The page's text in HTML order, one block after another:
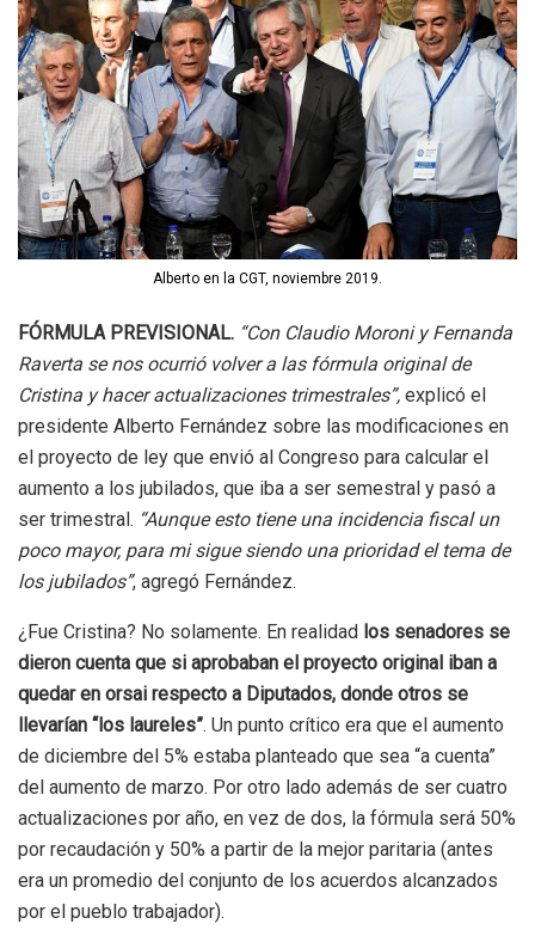
Alberto en la CGT, noviembre 2019.
FÓRMULA PREVISIONAL. “Con Claudio Moroni y Fernanda
Raverta se nos ocurrió volver a las fórmula original de
Cristina y hacer actualizaciones trimestrales”, explicó el
presidente Alberto Fernández sobre las modificaciones en
el proyecto de ley que envió al Congreso para calcular el
aumento a los jubilados, que iba a ser semestral y pasó a
ser trimestral. “Aunque esto tiene una incidencia fiscal un
poco mayor, para mi sigue siendo una prioridad el tema de
los jubilados”, agregó Fernández.
¿Fue Cristina? No solamente. En realidad los senadores se
dieron cuenta que si aprobaban el proyecto original iban a
quedar en orsai respecto a Diputados, donde otros se
llevarían “los laureles”. Un punto crítico era que el aumento
de diciembre del 5% estaba planteado que sea “a cuenta”
del aumento de marzo. Por otro lado además de ser cuatro
actualizaciones por año, en vez de dos, la fórmula será 50%
por recaudación y 50% a partir de la mejor paritaria (antes
era un promedio del conjunto de los acuerdos alcanzados
por el pueblo trabajador).